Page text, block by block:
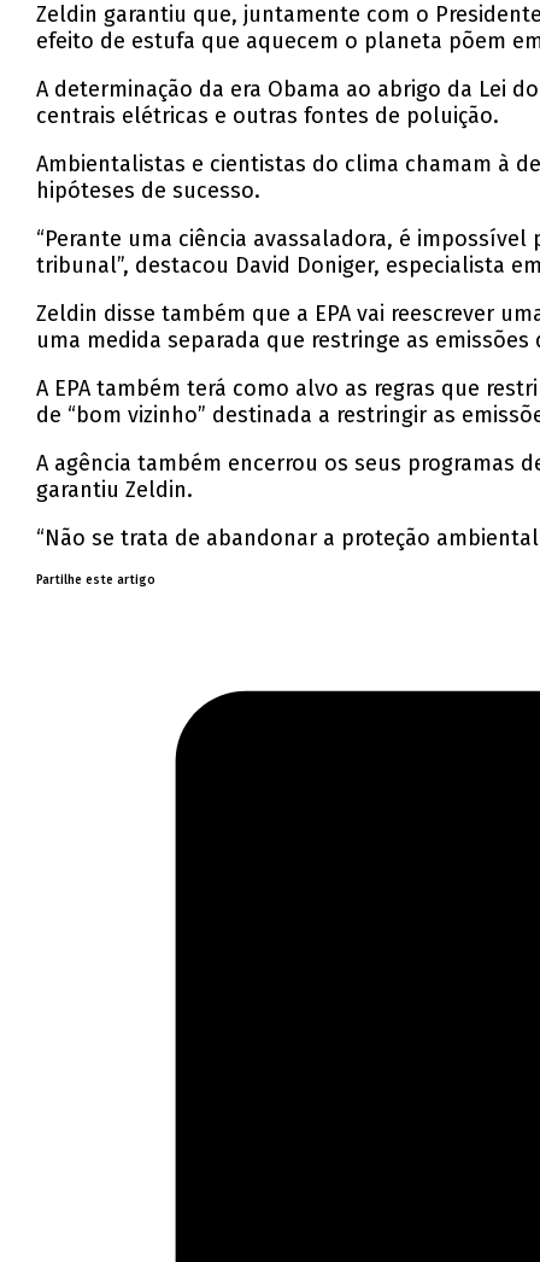
Zeldin garantiu que, juntamente com o
efeito de estufa que aquecem o planeta põem
A determinação da era Obama ao abrigo da Lei
centrais elétricas e outras fontes de poluição.
Ambientalistas e cientistas do clima chamam à
hipóteses de sucesso.
“Perante uma ciência avassaladora, é
tribunal”, destacou David Doniger, especialista
Zeldin disse também que a EPA vai reescrever
uma medida separada que restringe as
A EPA também terá como alvo as regras que
de “bom vizinho” destinada a restringir as
A agência também encerrou os seus programas
garantiu Zeldin.
“Não se trata de abandonar a proteção
Partilhe este artigo